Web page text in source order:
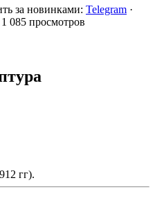
за новинками: Telegram ·
1 085 просмотров
гг).